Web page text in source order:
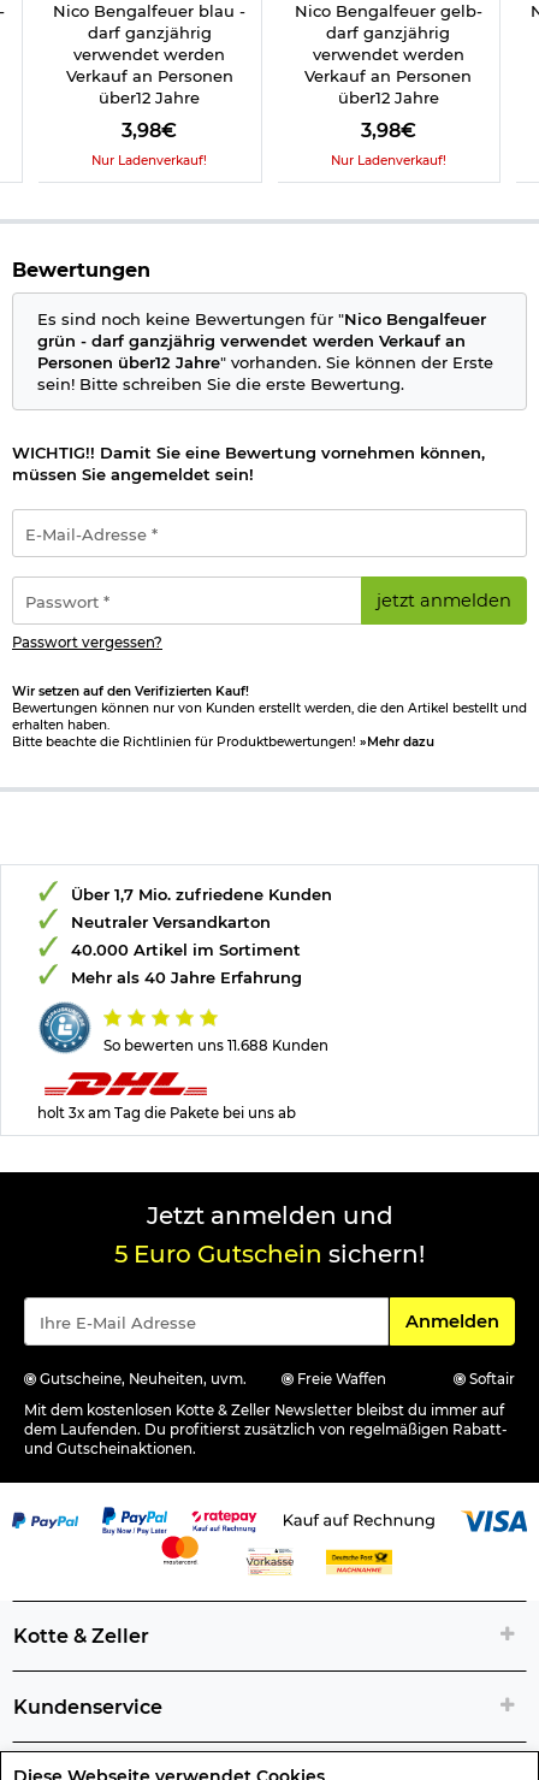
Nico Bengalfeuer blau -
darf ganzjährig
verwendet werden
Verkauf an Personen
über12 Jahre
3,98€
Nur Ladenverkauf!
Nico Bengalfeuer gelb-
darf ganzjährig
verwendet werden
Verkauf an Personen
über12 Jahre
3,98€
Nur Ladenverkauf!
Bewertungen
Es sind noch keine Bewertungen für "Nico Bengalfeuer
grün - darf ganzjährig verwendet werden Verkauf an
Personen über12 Jahre" vorhanden. Sie können der Erste
sein! Bitte schreiben Sie die erste Bewertung.
WICHTIG!! Damit Sie eine Bewertung vornehmen können,
müssen Sie angemeldet sein!
Mail-
Adresse
*
jetzt anmelden
Passwort vergessen?
Wir setzen auf den Verifizierten Kauf!
Bewertungen können nur von Kunden erstellt werden, die den Artikel bestellt und
erhalten haben.
Bitte beachte die Richtlinien für Produktbewertungen! »Mehr dazu
So bewerten uns 11.688 Kunden
Über 1,7 Mio. zufriedene Kunden
Neutraler Versandkarton
40.000 Artikel im Sortiment
Mehr als 40 Jahre Erfahrung
holt 3x am Tag die Pakete bei uns ab
Jetzt anmelden und
5 Euro Gutschein sichern!
Für den
Anmelden
Gutscheine, Neuheiten, uvm. Freie Waffen
Softair
Mit dem kostenlosen Kotte & Zeller Newsletter bleibst du immer auf
dem Laufenden. Du profitierst zusätzlich von regelmäßigen Rabatt-
und Gutscheinaktionen.
Kotte & Zeller
Kundenservice